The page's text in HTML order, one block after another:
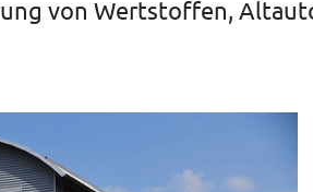
von Wertstoffen,